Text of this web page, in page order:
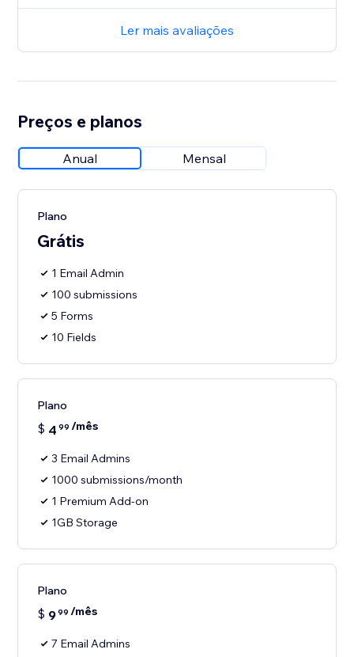
Ler mais avaliações
Preços e planos
Anual Mensal
Plano
Grátis
1 Email Admin
100 submissions
5 Forms
10 Fields
Plano
$ 4 99 /mês
3 Email Admins
1000 submissions/month
1 Premium Add-on
1GB Storage
Plano
$ 999 /mês
7 Email Admins